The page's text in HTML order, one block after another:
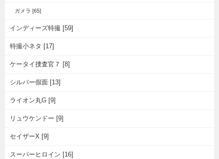
ガメラ [65]
インディーズ特撮 [59]
特撮小ネタ [17]
ケータイ捜査官７ [8]
シルバー假面 [13]
ライオン丸G [9]
リュウケンドー [9]
セイザーX [9]
スーパーヒロイン [16]